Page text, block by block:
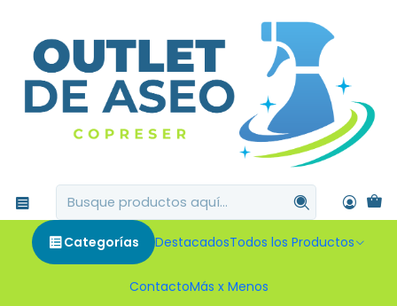
Categorías DestacadosTodos los Productos
ContactoMás x Menos